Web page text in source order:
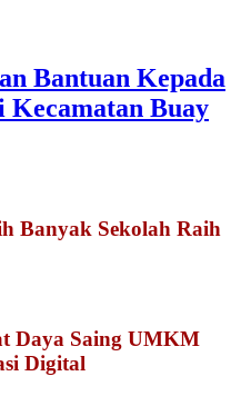
Bantuan Kepada
Buay
Banyak Sekolah Raih
Daya Saing UMKM
Digital